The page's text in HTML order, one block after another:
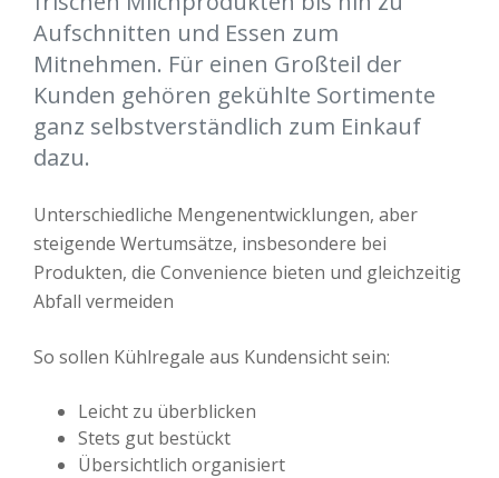
Aufschnitten und Essen zum
Mitnehmen. Für einen Großteil der
Kunden gehören gekühlte Sortimente
ganz selbstverständlich zum Einkauf
dazu.
Unterschiedliche Mengenentwicklungen, aber
steigende Wertumsätze, insbesondere bei
Produkten, die Convenience bieten und gleichzeitig
Abfall vermeiden
So sollen Kühlregale aus Kundensicht sein:
Leicht zu überblicken
Stets gut bestückt
Übersichtlich organisiert